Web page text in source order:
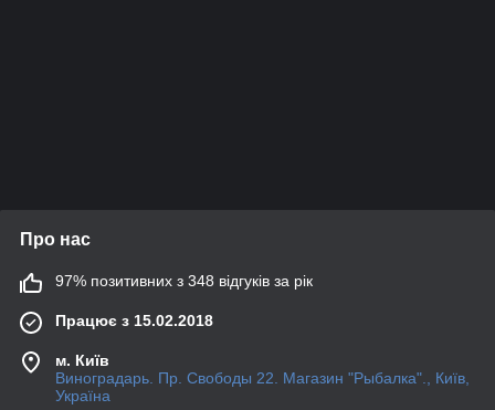
Про нас
97% позитивних з 348 відгуків за рік
Працює з 15.02.2018
м. Київ
Виноградарь. Пр. Свободы 22. Магазин "Рыбалка"., Київ,
Україна